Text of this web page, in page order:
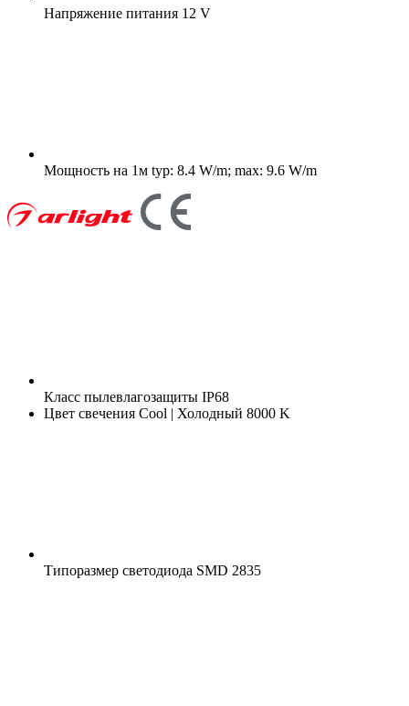
Напряжение питания 12 V
Мощность на 1м typ: 8.4 W/m; max: 9.6 W/m
Класс пылевлагозащиты IP68
Цвет свечения Cool | Холодный 8000 K
Типоразмер светодиода SMD 2835